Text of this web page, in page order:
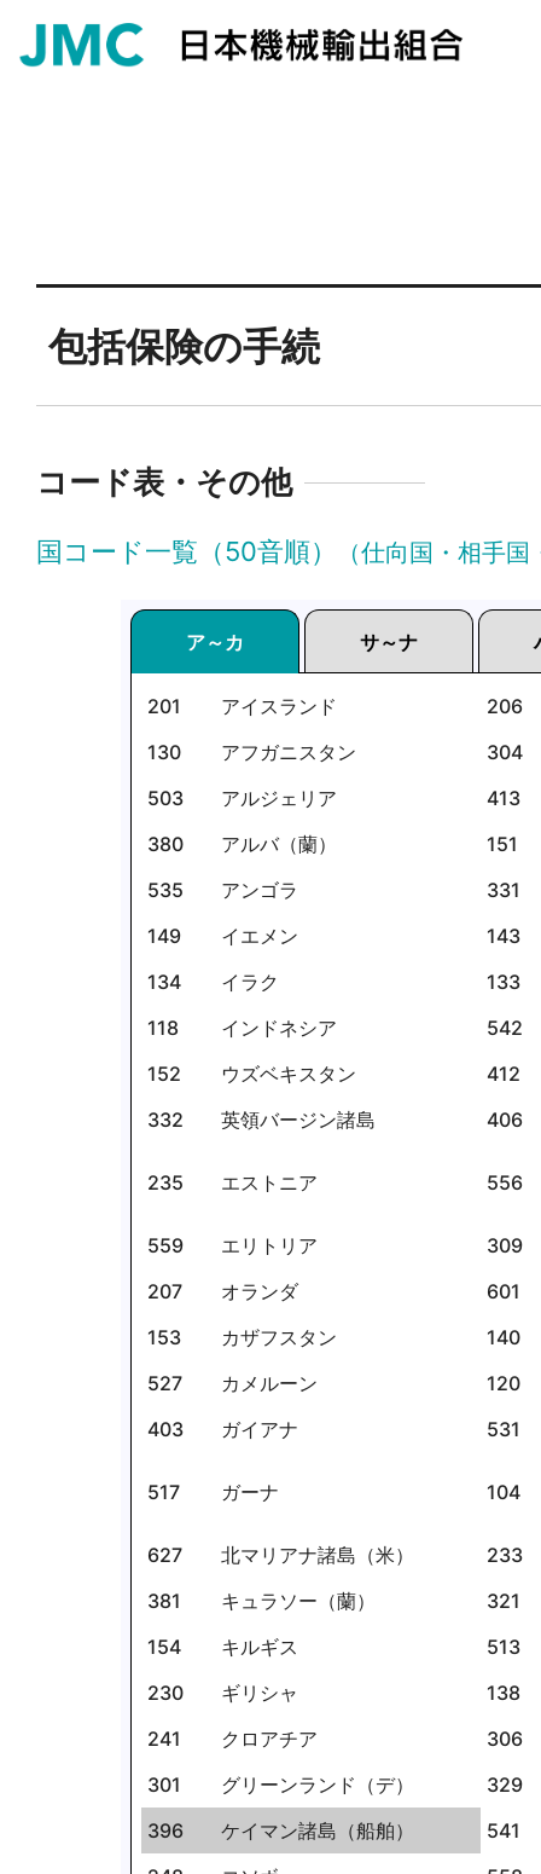
包括保険の手続
コード表・その他
国コード一覧（50音順） （仕向国・相手
ア～カ サ～ナ
201 アイスランド
206
130
アフガニスタン
304
503
アルジェリア
413
380
アルバ（蘭）
151
535
アンゴラ
331
149
イエメン
143
134
イラク
133
118
インドネシア
542
152
ウズベキスタン
412
332
英領バージン諸島 406
235 エストニア 556
559 エリトリア
309
207
オランダ
601
153
カザフスタン
140
527
カメルーン
120
403
ガイアナ 531
517 ガーナ 104
627 北マリアナ諸島（米）
233
381
キュラソー（蘭）
321
154
キルギス
513
230
ギリシャ
138
241
クロアチア
306
301
グリーンランド（デ）
329
396
ケイマン諸島（船舶）
541